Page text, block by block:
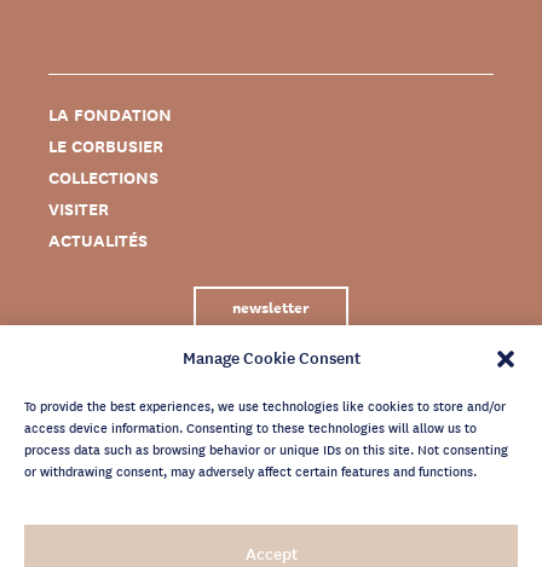
Manage Cookie Consent
To provide the best experiences, we use technologies like cookies to store and/or
access device information. Consenting to these technologies will allow us to
process data such as browsing behavior or unique IDs on this site. Not consenting
or withdrawing consent, may adversely affect certain features and functions.
Accept
LA FONDATION
LE CORBUSIER
COLLECTIONS
VISITER
ACTUALITÉS
newsletter
MENTIONS LÉGALES
CRÉDITS